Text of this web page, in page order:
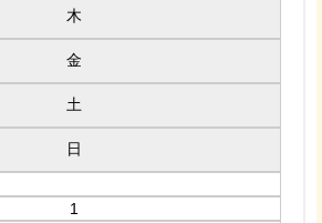
木
金
土
日
1